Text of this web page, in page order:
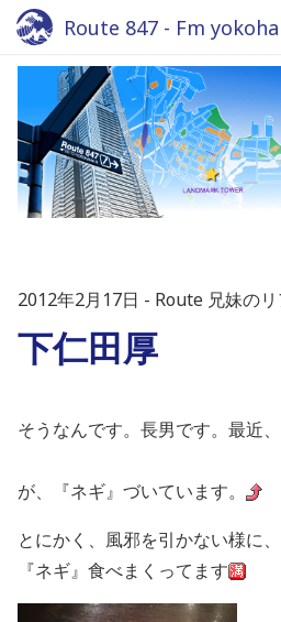
Route 847 - Fm
2012年2月17日 Route 兄妹の
下仁田厚
そうなんです。長男です。最近、
が、『ネギ』づいています。
とにかく、風邪を引かない様に、
『ネギ』食べまくってます